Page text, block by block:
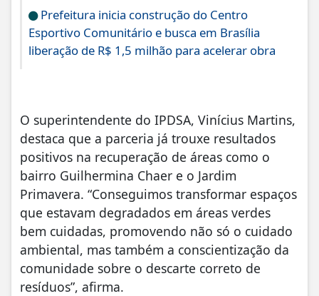
Prefeitura inicia construção do Centro
Esportivo Comunitário e busca em Brasília
liberação de R$ 1,5 milhão para acelerar obra
O superintendente do IPDSA, Vinícius Martins,
destaca que a parceria já trouxe resultados
positivos na recuperação de áreas como o
bairro Guilhermina Chaer e o Jardim
Primavera. “Conseguimos transformar espaços
que estavam degradados em áreas verdes
bem cuidadas, promovendo não só o cuidado
ambiental, mas também a conscientização da
comunidade sobre o descarte correto de
resíduos”, afirma.